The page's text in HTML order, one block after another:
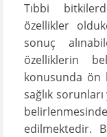
Tıbbi
özellikler
sonuç
özelliklerin
konusunda ön
sağlık
edilmektedir.